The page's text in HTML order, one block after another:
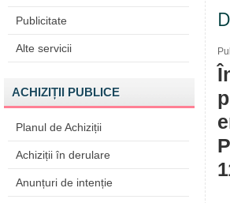
Publicitate
Alte servicii
ACHIZIȚII PUBLICE
Planul de Achiziții
Achiziții în derulare
Anunțuri de intenție